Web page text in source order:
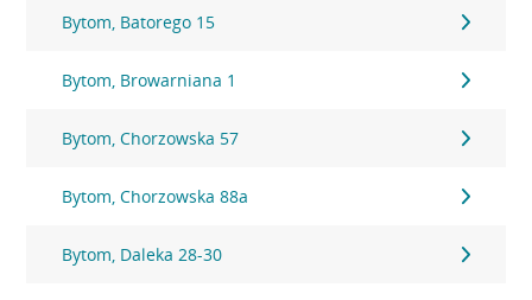
Bytom, Batorego 15
Bytom, Browarniana 1
Bytom, Chorzowska 57
Bytom, Chorzowska 88a
Bytom, Daleka 28-30